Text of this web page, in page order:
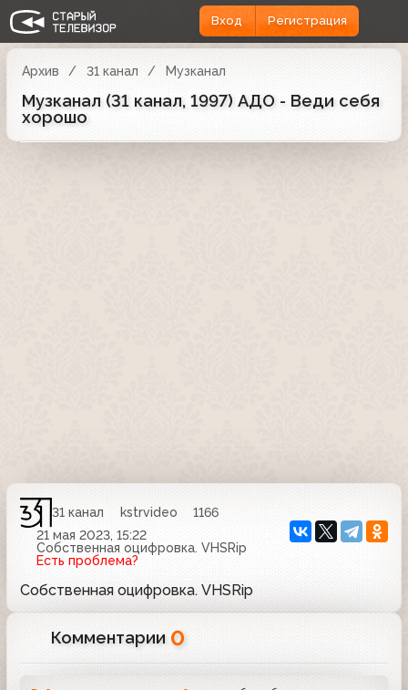
Вход Регистрация
Архив 31 канал Музканал
Музканал (31 канал, 1997) АДО - Веди себя
хорошо
31 канал kstrvideo
1166
21 мая 2023, 15:22
Собственная оцифровка. VHSRip
Есть проблема?
Собственная оцифровка. VHSRip
Комментарии 0